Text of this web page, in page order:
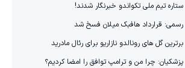
ستاره تیم ملی تکواندو خبرنگار شدند!
رسمی: قرارداد هافبک میلان فسخ شد
برترین گل های رونالدو نازاریو برای رئال مادرید
پزشکیان: چرا من و ترامپ توافق را امضا کردیم؟